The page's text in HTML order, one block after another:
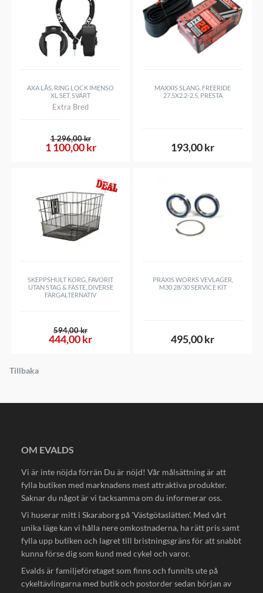
AXA LÅS, RING LOCK IMENSO
XL SET, SVART
Extra Bred
1 100,00 kr
1 296,00 kr
MAXXIS SLANG, FREERIDE
27.5X2.2-2.5, PRESTA
193,00 kr
SKEPPSHULT KORG, FAVORIT
UTAN STAG & FÄSTE, DIVERSE
FÄRGALTERNATIV
444,00 kr
594,00 kr
PRAXIS WORKS VEVLAGER,
M30 28/30 SERVICE KIT
495,00 kr
Tillbaka
OM EVALDS
Vi är inte nöjda förrän Du är nöjd! Vår målsättning är att
fylla butiken med marknadens mest attraktiva produkter.
Saknar du något är vi tacksamma om du informerar oss.
Vi huserar mitt i Skaraborg på 'Västgötaslätten'. Med vårt
unika läge kan vi hålla nere omkostnaderna, ha rätt pris samt
fylla upp butiken och lagret till bristningsgräns för att snabbt
kunna förse dig som kund med cykel och varor.
Evalds är familjeföretaget som finns och funnits ute på
cykeltävlingarna med butik och postorder sedan början av